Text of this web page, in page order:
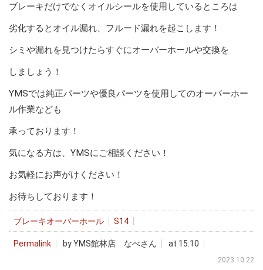
ブレーキだけでなくオイルシールを使用しているところは
劣化するとオイル漏れ、フルード漏れを起こします！
シミや漏れを見つけたらすぐにオーバーホールや交換を
しましょう！
YMSでは純正パーツや優良パーツを使用してのオーバーホー
ル作業なども
承っております！
気になる方は、YMSにご相談ください！
お気軽にお声がけください！
お待ちしております！
ブレーキオーバーホール S14
Permalink by YMS館林店 なべさん at 15:10
2023.10.22